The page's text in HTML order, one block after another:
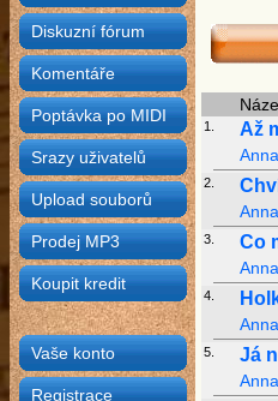
Diskuzní fórum
Komentáře
Poptávka po MIDI
Srazy uživatelů
Upload souborů
Prodej MP3
Koupit kredit
Vaše konto
Registrace
1. Až
2.
3. Co
4.
5. Já